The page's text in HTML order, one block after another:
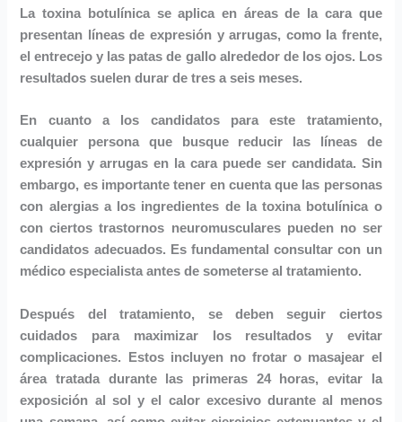
La toxina botulínica se aplica en áreas de la cara que
presentan líneas de expresión y arrugas, como la frente,
el entrecejo y las patas de gallo alrededor de los ojos. Los
resultados suelen durar de tres a seis meses.
En cuanto a los candidatos para este tratamiento,
cualquier persona que busque reducir las líneas de
expresión y arrugas en la cara puede ser candidata. Sin
embargo, es importante tener en cuenta que las personas
con alergias a los ingredientes de la toxina botulínica o
con ciertos trastornos neuromusculares pueden no ser
candidatos adecuados. Es fundamental consultar con un
médico especialista antes de someterse al tratamiento.
Después del tratamiento, se deben seguir ciertos
cuidados para maximizar los resultados y evitar
complicaciones. Estos incluyen no frotar o masajear el
área tratada durante las primeras 24 horas, evitar la
exposición al sol y el calor excesivo durante al menos